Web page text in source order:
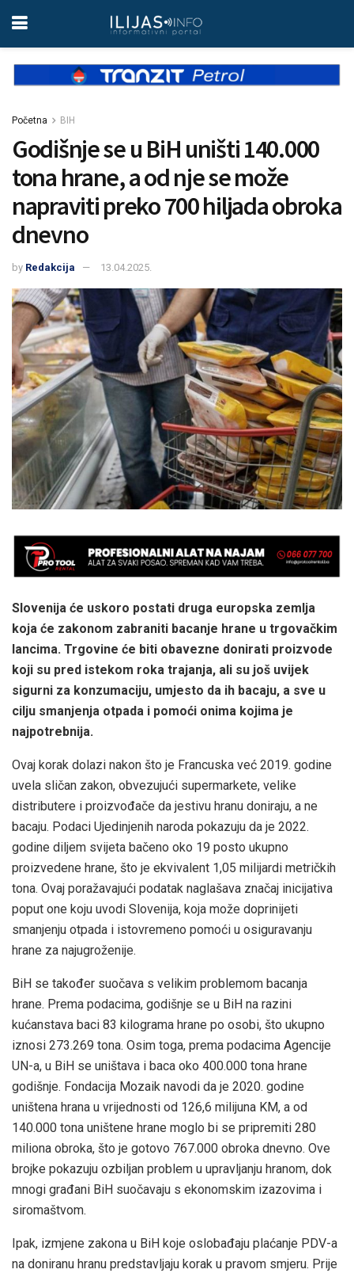
Početna BIH
Godišnje se u BiH uništi 140.000
tona hrane, a od nje se može
napraviti preko 700 hiljada obroka
dnevno
by Redakcija 13.04.2025.
Slovenija će uskoro postati druga europska zemlja
koja će zakonom zabraniti bacanje hrane u trgovačkim
lancima. Trgovine će biti obavezne donirati proizvode
koji su pred istekom roka trajanja, ali su još uvijek
sigurni za konzumaciju, umjesto da ih bacaju, a sve u
cilju smanjenja otpada i pomoći onima kojima je
najpotrebnija.
Ovaj korak dolazi nakon što je Francuska već 2019. godine
uvela sličan zakon, obvezujući supermarkete, velike
distributere i proizvođače da jestivu hranu doniraju, a ne
bacaju. Podaci Ujedinjenih naroda pokazuju da je 2022.
godine diljem svijeta bačeno oko 19 posto ukupno
proizvedene hrane, što je ekvivalent 1,05 milijardi metričkih
tona. Ovaj poražavajući podatak naglašava značaj inicijativa
poput one koju uvodi Slovenija, koja može doprinijeti
smanjenju otpada i istovremeno pomoći u osiguravanju
hrane za najugroženije.
BiH se također suočava s velikim problemom bacanja
hrane. Prema podacima, godišnje se u BiH na razini
kućanstava baci 83 kilograma hrane po osobi, što ukupno
iznosi 273.269 tona. Osim toga, prema podacima Agencije
UN-a, u BiH se uništava i baca oko 400.000 tona hrane
godišnje. Fondacija Mozaik navodi da je 2020. godine
uništena hrana u vrijednosti od 126,6 milijuna KM, a od
140.000 tona uništene hrane moglo bi se pripremiti 280
miliona obroka, što je gotovo 767.000 obroka dnevno. Ove
brojke pokazuju ozbiljan problem u upravljanju hranom, dok
mnogi građani BiH suočavaju s ekonomskim izazovima i
siromaštvom.
Ipak, izmjene zakona u BiH koje oslobađaju plaćanje PDV-a
na doniranu hranu predstavljaju korak u pravom smjeru. Prije